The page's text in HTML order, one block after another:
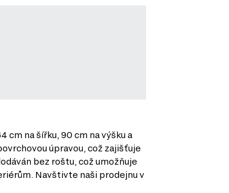
cm na šířku, 90 cm na výšku a
úpravou, což zajišťuje
bez roštu, což umožňuje
Navštivte naši prodejnu v